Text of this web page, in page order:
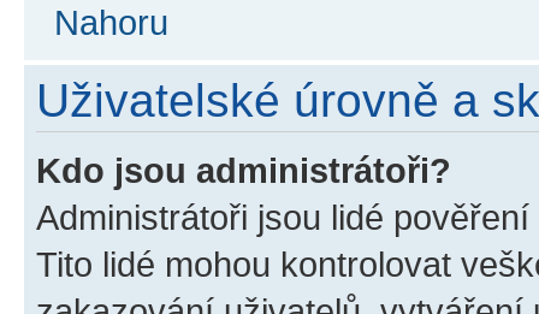
Nahoru
Uživatelské úrovně a
Kdo jsou administrátoři?
Administrátoři jsou lidé
Tito lidé mohou kontrolovat